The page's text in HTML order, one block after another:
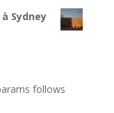
Sydney
follows